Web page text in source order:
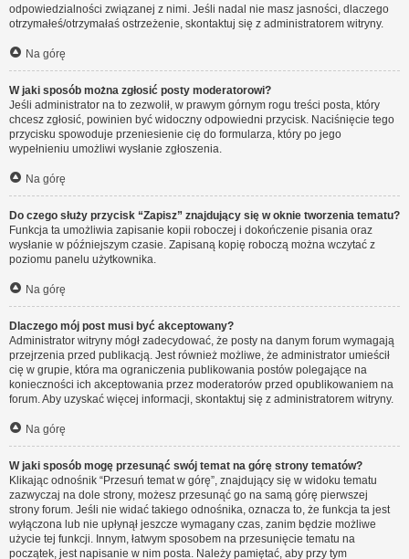
odpowiedzialności związanej z nimi. Jeśli nadal nie masz jasności, dlaczego
otrzymałeś/otrzymałaś ostrzeżenie, skontaktuj się z administratorem witryny.
Na górę
W jaki sposób można zgłosić posty moderatorowi?
Jeśli administrator na to zezwolił, w prawym górnym rogu treści posta, który
chcesz zgłosić, powinien być widoczny odpowiedni przycisk. Naciśnięcie tego
przycisku spowoduje przeniesienie cię do formularza, który po jego
wypełnieniu umożliwi wysłanie zgłoszenia.
Na górę
Do czego służy przycisk “Zapisz” znajdujący się w oknie tworzenia tematu?
Funkcja ta umożliwia zapisanie kopii roboczej i dokończenie pisania oraz
wysłanie w późniejszym czasie. Zapisaną kopię roboczą można wczytać z
poziomu panelu użytkownika.
Na górę
Dlaczego mój post musi być akceptowany?
Administrator witryny mógł zadecydować, że posty na danym forum wymagają
przejrzenia przed publikacją. Jest również możliwe, że administrator umieścił
cię w grupie, która ma ograniczenia publikowania postów polegające na
konieczności ich akceptowania przez moderatorów przed opublikowaniem na
forum. Aby uzyskać więcej informacji, skontaktuj się z administratorem witryny.
Na górę
W jaki sposób mogę przesunąć swój temat na górę strony tematów?
Klikając odnośnik “Przesuń temat w górę”, znajdujący się w widoku tematu
zazwyczaj na dole strony, możesz przesunąć go na samą górę pierwszej
strony forum. Jeśli nie widać takiego odnośnika, oznacza to, że funkcja ta jest
wyłączona lub nie upłynął jeszcze wymagany czas, zanim będzie możliwe
użycie tej funkcji. Innym, łatwym sposobem na przesunięcie tematu na
początek, jest napisanie w nim posta. Należy pamiętać, aby przy tym